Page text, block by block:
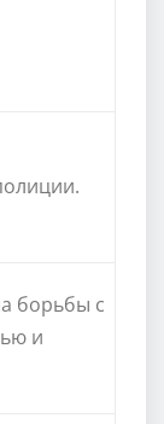
борьбы с
и